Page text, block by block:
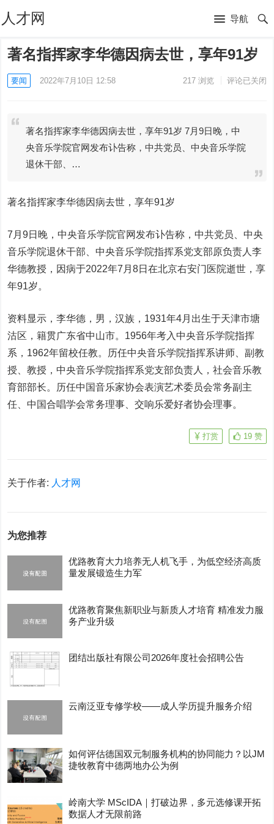
人才网 导航
著名指挥家李华德因病去世，享年91岁
要闻 2022年7月10日 12:58 217浏览 评论已关闭
著名指挥家李华德因病去世，享年91岁 7月9日晚，中
央音乐学院官网发布讣告称，中共党员、中央音乐学院
退休干部、…
著名指挥家李华德因病去世，享年91岁
7月9日晚，中央音乐学院官网发布讣告称，中共党员、中央
音乐学院退休干部、中央音乐学院指挥系党支部原负责人李
华德教授，因病于2022年7月8日在北京右安门医院逝世，享
年91岁。
资料显示，李华德，男，汉族，1931年4月出生于天津市塘
沽区，籍贯广东省中山市。1956年考入中央音乐学院指挥
系，1962年留校任教。历任中央音乐学院指挥系讲师、副教
授、教授，中央音乐学院指挥系党支部负责人，社会音乐教
育部部长。历任中国音乐家协会表演艺术委员会常务副主
任、中国合唱学会常务理事、交响乐爱好者协会理事。
19 赞
打赏
关于作者: 人才网
为您推荐
优路教育大力培养无人机飞手，为低空经济高质
量发展锻造生力军
优路教育聚焦新职业与新质人才培育 精准发力服
务产业升级
团结出版社有限公司2026年度社会招聘公告
云南泛亚专修学校——成人学历提升服务介绍
如何评估德国双元制服务机构的协同能力？以JM
捷牧教育中德两地办公为例
岭南大学 MScIDA｜打破边界，多元选修课开拓
数据人才无限前路